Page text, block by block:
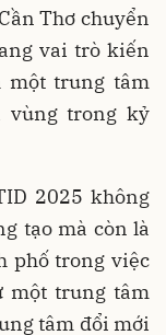
Thơ chuyển
vai trò kiến
một trung tâm
vùng trong kỷ
2025 không
tạo mà còn là
phố trong việc
một trung tâm
tâm đổi mới